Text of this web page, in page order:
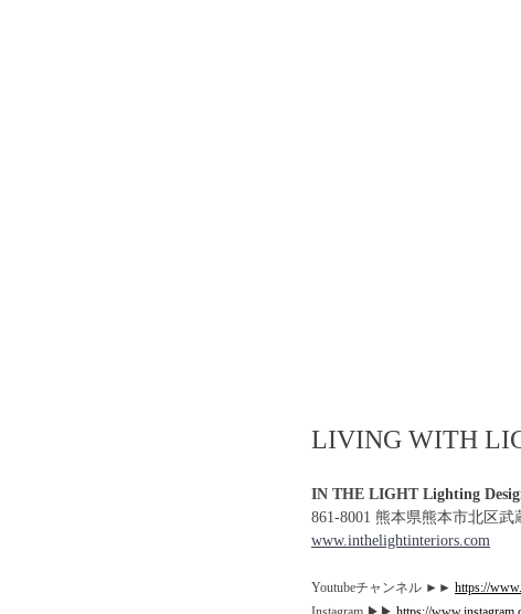
LIVING WITH
IN THE LIGHT Lighting
861-8001 熊本県熊本市北区武
www.inthelightinteriors.com
Youtubeチャンネル ►► https://